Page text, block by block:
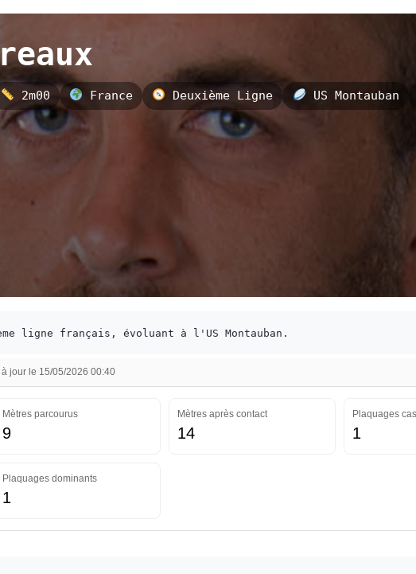
2m00 France Deuxième Ligne US Montauban
ligne français, évoluant à l'US Montauban.
jour le 15/05/2026 00:40
Mètres parcourus
9
Mètres après contact
14
Plaquages
1
Plaquages dominants
1